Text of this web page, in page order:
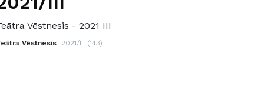
Vēstnesis - 2021 III
Vēstnesis 2021/III (143)